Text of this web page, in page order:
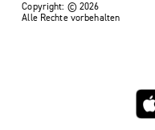
Copyright: © 2026
Alle Rechte vorbehalten